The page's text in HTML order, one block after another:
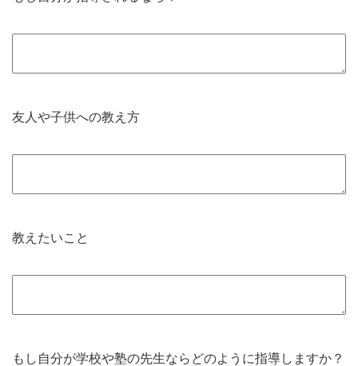
友人や子供への教え方
教えたいこと
もし自分が学校や塾の先生ならどのように指導しますか？